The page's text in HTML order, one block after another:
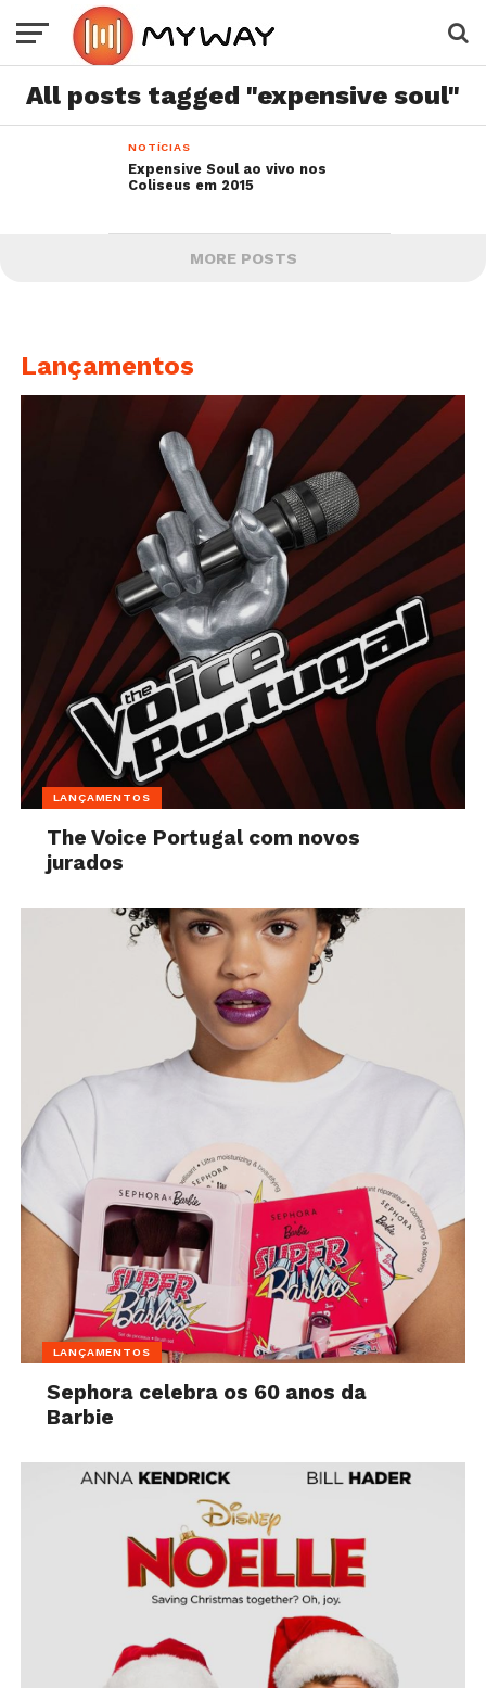
All posts tagged "expensive soul"
NOTÍCIAS
Expensive Soul ao vivo nos
Coliseus em 2015
MORE POSTS
Lançamentos
LANÇAMENTOS
The Voice Portugal com novos
jurados
LANÇAMENTOS
Sephora celebra os 60 anos da
Barbie